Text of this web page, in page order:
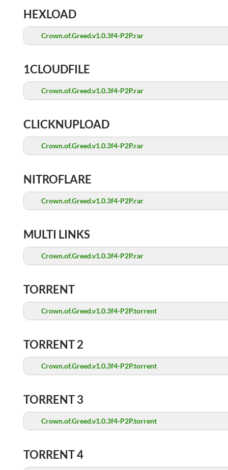
HEXLOAD
Crown.of.Greed.v1.0.3f4-P2P.rar
1CLOUDFILE
Crown.of.Greed.v1.0.3f4-P2P.rar
CLICKNUPLOAD
Crown.of.Greed.v1.0.3f4-P2P.rar
NITROFLARE
Crown.of.Greed.v1.0.3f4-P2P.rar
MULTI LINKS
Crown.of.Greed.v1.0.3f4-P2P.rar
TORRENT
Crown.of.Greed.v1.0.3f4-P2P.torrent
TORRENT 2
Crown.of.Greed.v1.0.3f4-P2P.torrent
TORRENT 3
Crown.of.Greed.v1.0.3f4-P2P.torrent
TORRENT 4